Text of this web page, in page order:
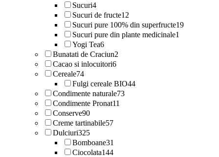
Sucuri4
Sucuri de fructe12
Sucuri pure 100% din superfructe19
Sucuri pure din plante medicinale1
Yogi Tea6
Bunatati de Craciun2
Cacao si inlocuitori6
Cereale74
Fulgi cereale BIO44
Condimente naturale73
Condimente Pronat11
Conserve90
Creme tartinabile57
Dulciuri325
Bomboane31
Ciocolata144